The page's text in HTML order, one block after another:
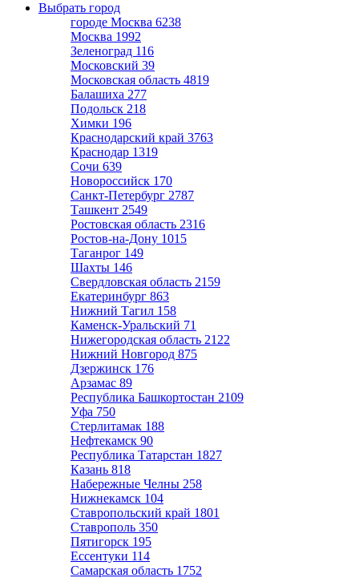
Выбрать город
городе Москва 6238
Москва 1992
Зеленоград 116
Московский 39
Московская область 4819
Балашиха 277
Подольск 218
Химки 196
Краснодарский край 3763
Краснодар 1319
Сочи 639
Новороссийск 170
Санкт-Петербург 2787
Ташкент 2549
Ростовская область 2316
Ростов-на-Дону 1015
Таганрог 149
Шахты 146
Свердловская область 2159
Екатеринбург 863
Нижний Тагил 158
Каменск-Уральский 71
Нижегородская область 2122
Нижний Новгород 875
Дзержинск 176
Арзамас 89
Республика Башкортостан 2109
Уфа 750
Стерлитамак 188
Нефтекамск 90
Республика Татарстан 1827
Казань 818
Набережные Челны 258
Нижнекамск 104
Ставропольский край 1801
Ставрополь 350
Пятигорск 195
Ессентуки 114
Самарская область 1752